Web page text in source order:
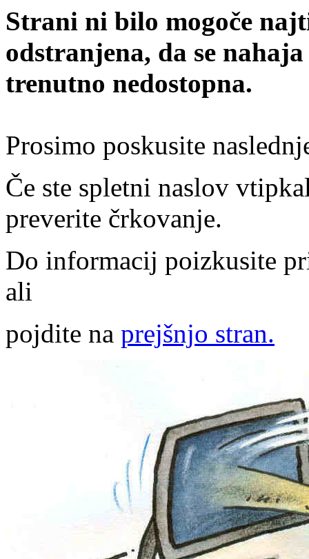
Strani ni bilo mogoče
odstranjena, da se
trenutno nedostopna.
Prosimo poskusite
Če ste spletni naslov
preverite črkovanje.
Do informacij poizkusite
ali
pojdite na prejšnjo stran.